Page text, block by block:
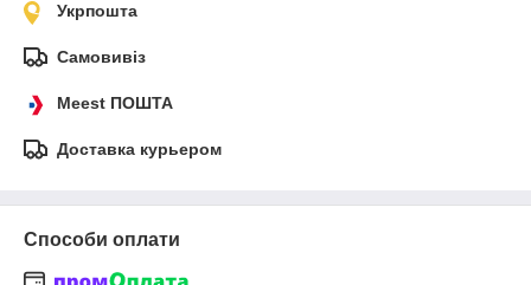
Укрпошта
Самовивіз
Meest ПОШТА
Доставка курьером
Способи оплати